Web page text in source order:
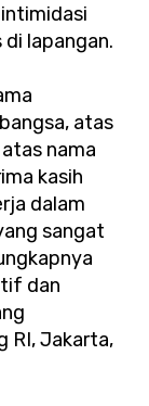
lapangan.
atas
nama
kasih
dalam
sangat
dan
RI, Jakarta,